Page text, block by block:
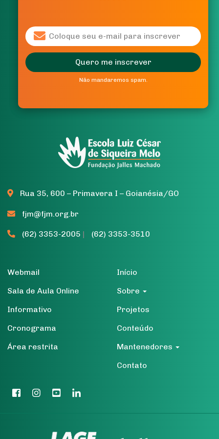
Quero me inscrever
Não mandaremos spam.
Quero me inscrever
Não mandaremos spam.
Rua 35, 600 – Primavera I – Goianésia/GO
fjm@fjm.org.br
(62) 3353-2005 | (62) 3353-3510
Webmail
Sala de Aula Online
Informativo
Cronograma
Área restrita
Início
Sobre
Projetos
Conteúdo
Mantenedores
Contato